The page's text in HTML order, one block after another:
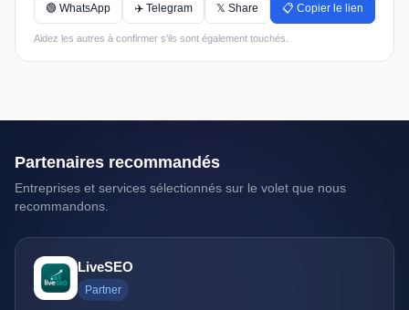
🟢 WhatsApp ✈️ Telegram 𝕏 Share 📋 Copier le lien
Aidez les autres à confirmer s'ils sont également touchés.
Partenaires recommandés
Entreprises et services sélectionnés sur le volet que nous
recommandons.
LiveSEO
Partner